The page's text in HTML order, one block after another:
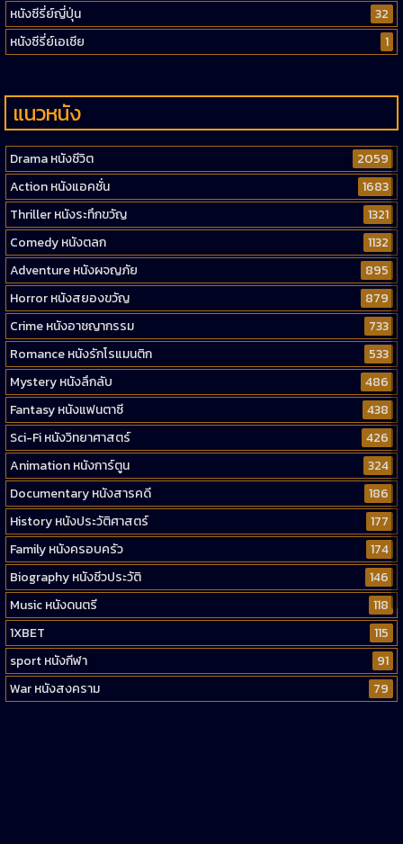
หนังซีรี่ย์ญี่ปุ่น
32
หนังซีรี่ย์เอเชีย
1
แนวหนัง
Drama หนังชีวิต
2059
Action หนังแอคชั่น
1683
Thriller หนังระทึกขวัญ
1321
Comedy หนังตลก
1132
Adventure หนังผจญภัย
895
Horror หนังสยองขวัญ
879
Crime หนังอาชญากรรม
733
Romance หนังรักโรแมนติก
533
Mystery หนังลึกลับ
486
Fantasy หนังแฟนตาซี
438
Sci-Fi หนังวิทยาศาสตร์
426
Animation หนังการ์ตูน
324
Documentary หนังสารคดี
186
History หนังประวัติศาสตร์
177
Family หนังครอบครัว
174
Biography หนังชีวประวัติ
146
Music หนังดนตรี
118
1XBET
115
sport หนังกีฬา
91
War หนังสงคราม
79